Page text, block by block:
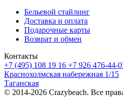
Бельевой стайлинг
Доставка и оплата
Подарочные карты
Возврат и обмен
Контакты
+7 (495) 108 19 16 +7 926 476-44-
Краснохолмская набережная 1/15
Таганская
© 2014-2026 Crazybeach. Все